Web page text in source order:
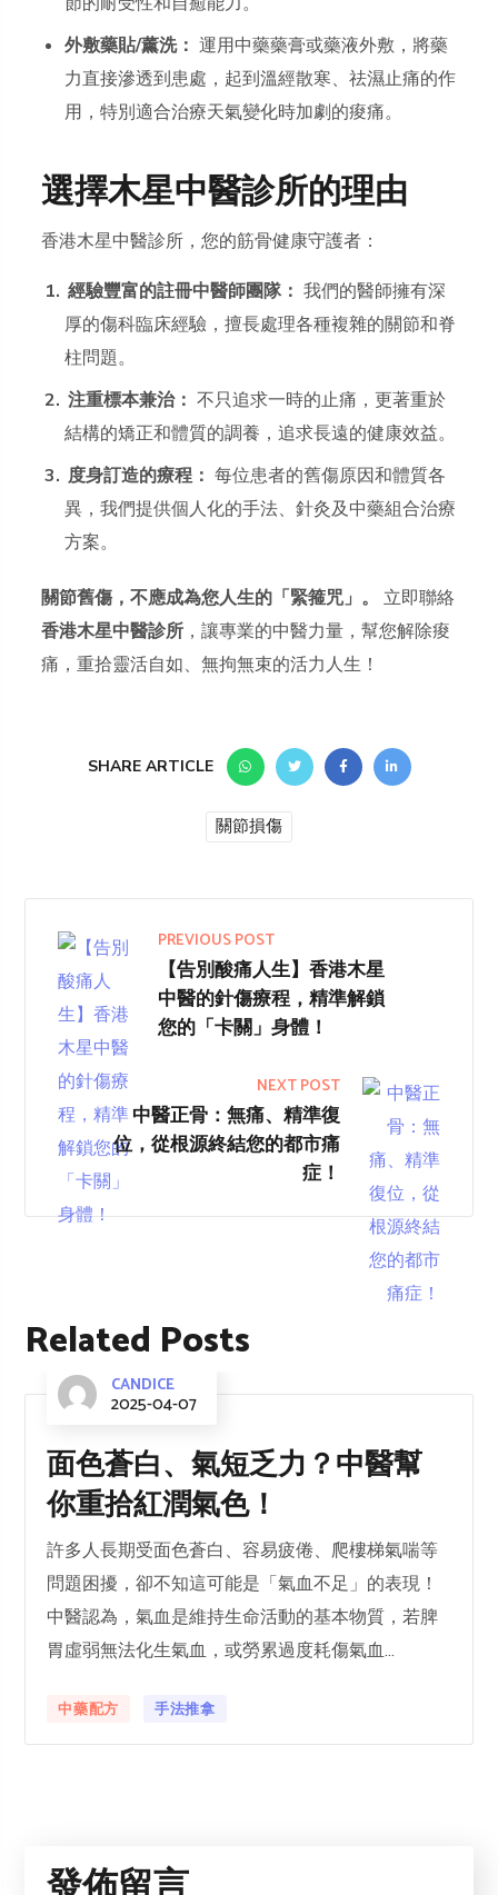
外敷藥貼/薰洗： 運用中藥藥膏或藥液外敷，將藥
力直接滲透到患處，起到溫經散寒、祛濕止痛的作
用，特別適合治療天氣變化時加劇的痠痛。
選擇木星中醫診所的理由
香港木星中醫診所，您的筋骨健康守護者：
經驗豐富的註冊中醫師團隊： 我們的醫師擁有深
厚的傷科臨床經驗，擅長處理各種複雜的關節和脊
柱問題。
注重標本兼治： 不只追求一時的止痛，更著重於
結構的矯正和體質的調養，追求長遠的健康效益。
度身訂造的療程： 每位患者的舊傷原因和體質各
異，我們提供個人化的手法、針灸及中藥組合治療
方案。
關節舊傷，不應成為您人生的「緊箍咒」。
立即聯絡
香港木星中醫診所 ，讓專業的中醫力量，幫您解除痠
痛，重拾靈活自如、無拘無束的活力人生！
SHARE ARTICLE
關節損傷
PREVIOUS POST
【告別酸痛人生】香港木星
中醫的針傷療程，精準解鎖
您的「卡關」身體！
NEXT POST
中醫正骨：無痛、精準復
位，從根源終結您的都市痛
症！
Related Posts
CANDICE
2025-04-07
面色蒼白、氣短乏力？中醫幫
你重拾紅潤氣色！
許多人長期受面色蒼白、容易疲倦、爬樓梯氣喘等
問題困擾，卻不知這可能是「氣血不足」的表現！
中醫認為，氣血是維持生命活動的基本物質，若脾
胃虛弱無法化生氣血，或勞累過度耗傷氣血...
中藥配方 手法推拿